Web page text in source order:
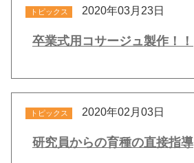
トピックス 2020年03月23日
卒業式用コサージュ製作！！
トピックス 2020年02月03日
研究員からの育種の直接指導